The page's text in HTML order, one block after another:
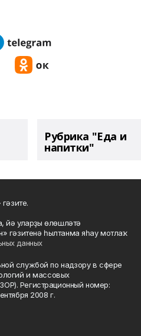
Рубрика "Еда и
напитки"
йә уларҙы өлөшләтә
гәзитенә һылтанма яһау мотлаҡ.
данных
службой по надзору в сфере
и массовых
Регистрационный номер:
2008 г.